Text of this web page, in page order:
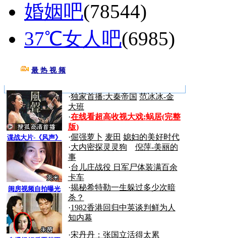
婚姻吧(78544)
37℃女人吧(6985)
最 热 视 频
谍战大片-《风声》
闺房视频自拍曝光
·独家首播:大秦帝国 范冰冰-金
大班
·在线看超高收视大戏:蜗居(完整
版)
·倔强萝卜 麦田 媳妇的美好时代
·大内密探灵灵狗
倪萍-美丽的
事
·台儿庄战役 日军尸体装满百余
卡车
·揭秘希特勒一生躲过多少次暗
杀？
·1982香港回归中英谈判鲜为人
知内幕
·宋丹丹：张国立活得太累